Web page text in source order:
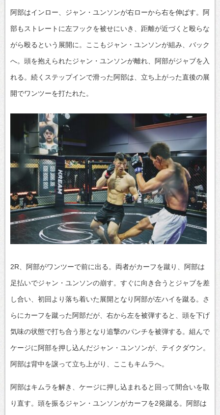
阿部はインロー、ジャン・ユンソンが右ローから右を伸ばす。阿
部もストレートに左フックを被せにいき、距離が近づくと殴らな
がら殴るという展開に。ここもジャン・ユンソンが組み、バック
へ。頭を抱えられたジャン・ユンソンが離れ、阿部がジャブを入
れる。続くステップインで滑った阿部は、立ち上がった直後の展
開でワンツーを打たれた。
2R、阿部がワンツーで前に出る。両者がカーフを蹴り、阿部は
足払いでジャン・ユンソンの崩す。すぐに向き合うとジャブを差
し合い、初回より落ち着いた展開となり阿部が左ハイを蹴る。さ
らにカーフを蹴った阿部だが、右から左を被弾すると、頭を下げ
気味の状態で打ち合う形となり追撃のパンチを被弾する。組んで
ケージに阿部を押し込んだジャン・ユンソンが、テイクダウン。
阿部は背中を譲って立ち上がり、ここもキムラへ。
阿部はキムラを解き、ケージに押し込まれると回って間合いを取
り直す。頭を振るジャン・ユンソンがカーフを2発蹴る。阿部は